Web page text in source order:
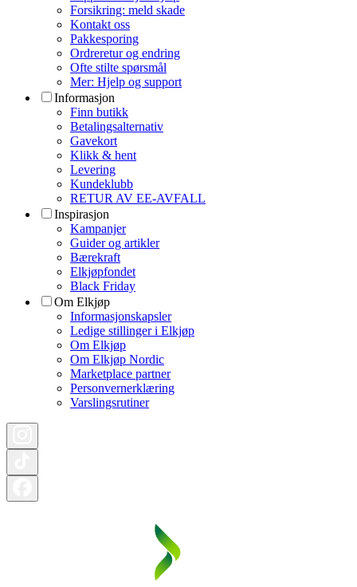
Forsikring: meld skade
Kontakt oss
Pakkesporing
Ordreretur og endring
Ofte stilte spørsmål
Mer: Hjelp og support
Informasjon
Finn butikk
Betalingsalternativ
Gavekort
Klikk & hent
Levering
Kundeklubb
RETUR AV EE-AVFALL
Inspirasjon
Kampanjer
Guider og artikler
Bærekraft
Elkjøpfondet
Black Friday
Om Elkjøp
Informasjonskapsler
Ledige stillinger i Elkjøp
Om Elkjøp
Om Elkjøp Nordic
Marketplace partner
Personvernerklæring
Varslingsrutiner